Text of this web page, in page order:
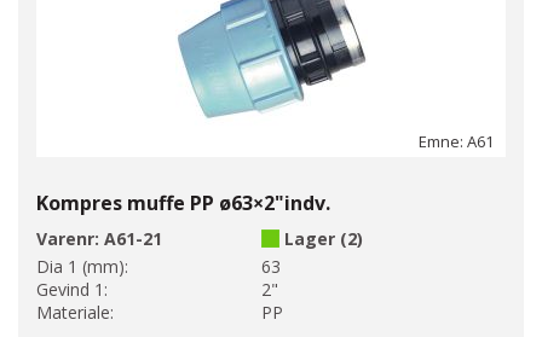
Emne: A61
Kompres muffe PP ø63×2"indv.
Varenr: A61-21
Lager (2)
Dia 1 (mm):
63
Gevind 1:
2"
Materiale:
PP